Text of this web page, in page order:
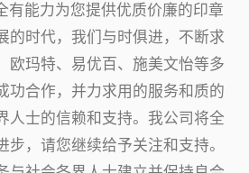
能力为您提供优质价廉的印章
的时代，我们与时俱进，不断求
欧玛特、易优百、施美文怡等多
功合作，并力求用的服务和质的
人士的信赖和支持。我公司将全
步，请您继续给予关注和支持。